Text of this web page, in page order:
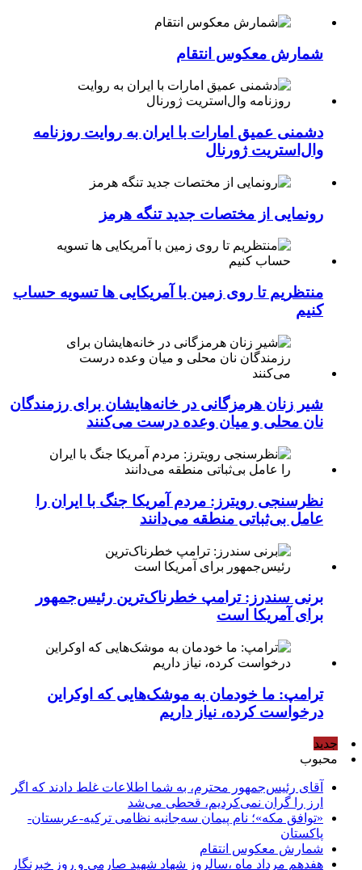
شمارش معکوس انتقام
دشمنی عمیق امارات با ایران به روایت روزنامه
وال‌استریت ژورنال
رونمایی از مختصات جدید تنگه هرمز
منتظریم تا روی زمین با آمریکایی ها تسویه حساب
کنیم
شیر زنان هرمزگانی در خانه‌هایشان برای رزمندگان
نان محلی و میان وعده درست می‌کنند
نظرسنجی رویترز: مردم آمریکا جنگ با ایران را
عامل بی‌ثباتی منطقه می‌دانند
برنی سندرز: ترامپ خطرناک‌ترین رئیس‌جمهور
برای آمریکا است
ترامپ: ما خودمان به موشک‌هایی که اوکراین
درخواست کرده، نیاز داریم
جدید
محبوب
آقای رئیس‌جمهور محترم، به شما اطلاعات غلط دادند که اگر
ارز را گران نمی‌کردیم، قحطی می‌شد
«توافق مکه»؛ نام پیمان سه‌جانبه نظامی ترکیه-عربستان-
پاکستان
شمارش معکوس انتقام
هفدهم مرداد ماه ،سالروز شهاد شهید صارمی و روز خبرنگار